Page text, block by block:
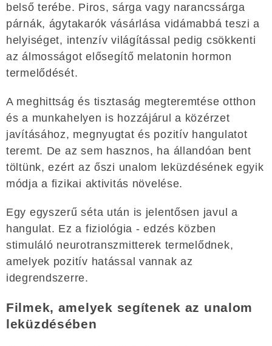
belső terébe. Piros, sárga vagy narancssárga
párnák, ágytakarók vásárlása vidámabbá teszi a
helyiséget, intenzív világítással pedig csökkenti
az álmosságot elősegítő melatonin hormon
termelődését.
A meghittság és tisztaság megteremtése otthon
és a munkahelyen is hozzájárul a közérzet
javításához, megnyugtat és pozitív hangulatot
teremt. De az sem hasznos, ha állandóan bent
töltünk, ezért az őszi unalom leküzdésének egyik
módja a fizikai aktivitás növelése.
Egy egyszerű séta után is jelentősen javul a
hangulat. Ez a fiziológia - edzés közben
stimuláló neurotranszmitterek termelődnek,
amelyek pozitív hatással vannak az
idegrendszerre.
Filmek, amelyek segítenek az unalom
leküzdésében